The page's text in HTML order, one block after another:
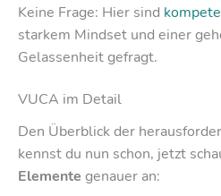
Keine Frage: Hier sind
starkem Mindset und einer
Gelassenheit gefragt.
VUCA im Detail
Den Überblick der
kennst du nun schon, jetzt
Elemente genauer an: